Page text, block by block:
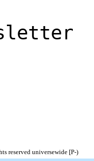
reserved universewide [P-)